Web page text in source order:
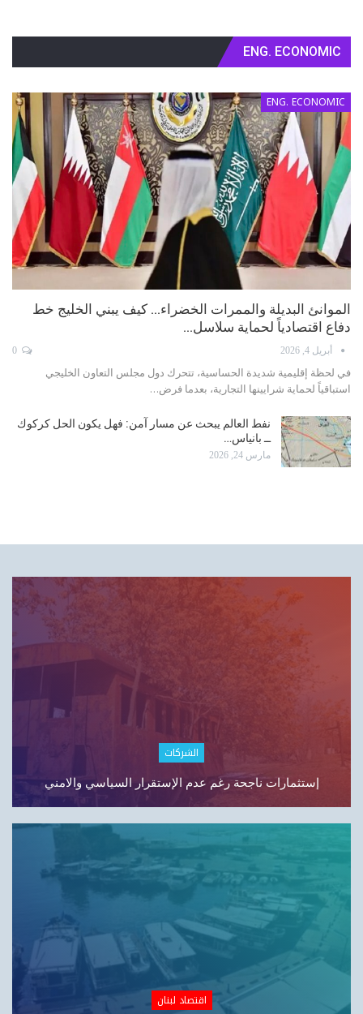
ENG. ECONOMIC
ENG. ECONOMIC
الموانئ البديلة والممرات الخضراء… كيف يبني الخليج خط
دفاع اقتصادياً لحماية سلاسل…
أبريل 4, 2026
في لحظة إقليمية شديدة الحساسية، تتحرك دول مجلس التعاون الخليجي
استباقياً لحماية شرايينها التجارية، بعدما فرض…
نفط العالم يبحث عن مسار آمن: فهل يكون الحل كركوك
ــ بانياس…
مارس 24, 2026
اقتصاد لبنان
لبنان واقتصاد الـLipstick: من الاستثمار إلى التجميل…
اقتصاد لبنان